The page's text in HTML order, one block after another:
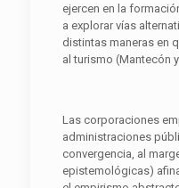
ejercen en la
a explorar vías
distintas maneras en
al turismo (Mantecón
Las corporaciones
administraciones
convergencia, al
epistemológicas)